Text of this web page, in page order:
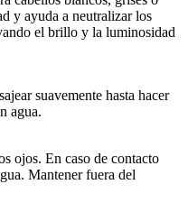
y ayuda a neutralizar los
el brillo y la luminosidad
suavemente hasta hacer
agua.
ojos. En caso de contacto
Mantener fuera del